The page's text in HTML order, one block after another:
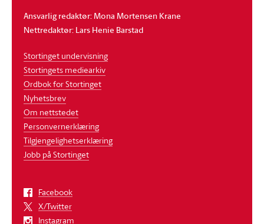
Ansvarlig redaktør: Mona Mortensen Krane
Nettredaktør: Lars Henie Barstad
Stortinget undervisning
Stortingets mediearkiv
Ordbok for Stortinget
Nyhetsbrev
Om nettstedet
Personvernerklæring
Tilgjengelighetserklæring
Jobb på Stortinget
Facebook
X/Twitter
Instagram